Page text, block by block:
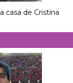
casa de Cristina